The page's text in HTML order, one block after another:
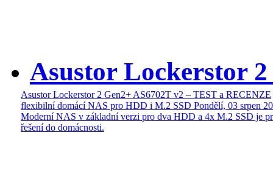
Asustor Lockerstor
Asustor Lockerstor 2 Gen2+ AS6702T v2 – TEST a RECENZE
flexibilní domácí NAS pro HDD i M.2 SSD Pondělí, 03 srpen
Moderní NAS v základní verzi pro dva HDD a 4x M.2 SSD je
řešení do domácnosti.